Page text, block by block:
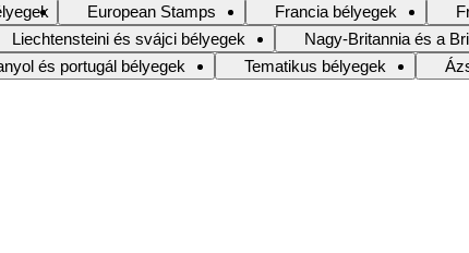
European Stamps Francia bélyegek
Liechtensteini és svájci bélyegek Nagy-Britannia és a
és portugál bélyegek Tematikus bélyegek